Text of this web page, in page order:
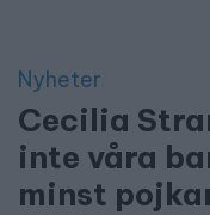
Nyheter
Cecilia
inte våra
minst